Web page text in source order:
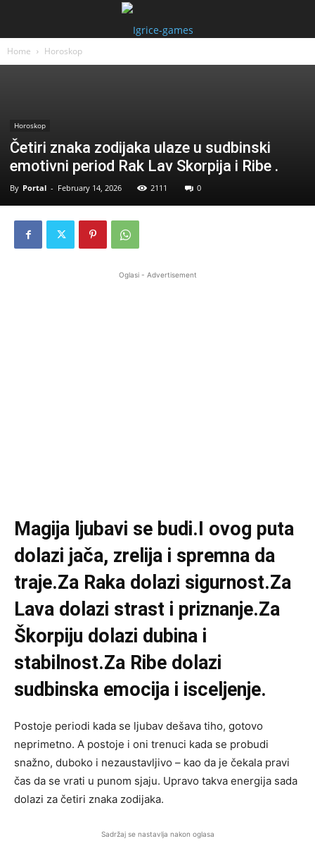
Home Horoskop
Horoskop
Četiri znaka zodijaka ulaze u sudbinski
emotivni period Rak Lav Skorpija i Ribe .
By Portal - February 14, 2026 2111 0
Oglasi - Advertisement
Magija ljubavi se budi.I ovog puta
dolazi jača, zrelija i spremna da
traje.Za Raka dolazi sigurnost.Za
Lava dolazi strast i priznanje.Za
Škorpiju dolazi dubina i
stabilnost.Za Ribe dolazi
sudbinska emocija i isceljenje.
Postoje periodi kada se ljubav dešava tiho, gotovo
neprimetno. A postoje i oni trenuci kada se probudi
snažno, duboko i nezaustavljivo – kao da je čekala pravi
čas da se vrati u punom sjaju. Upravo takva energija sada
dolazi za četiri znaka zodijaka.
Sadržaj se nastavlja nakon oglasa